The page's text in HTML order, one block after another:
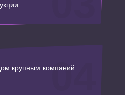
04
крупным компаний